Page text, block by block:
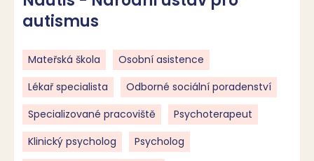
autismus
Mateřská škola
Osobní asistence
Lékař specialista
Odborné sociální poradenství
Specializované pracoviště
Psychoterapeut
Klinický psycholog
Psycholog